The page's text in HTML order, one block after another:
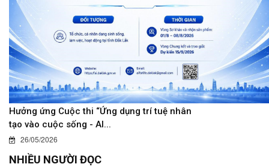
Hưởng ứng Cuộc thi “Ứng dụng trí tuệ nhân
tạo vào cuộc sống - AI...
26/05/2026
NHIỀU NGƯỜI ĐỌC